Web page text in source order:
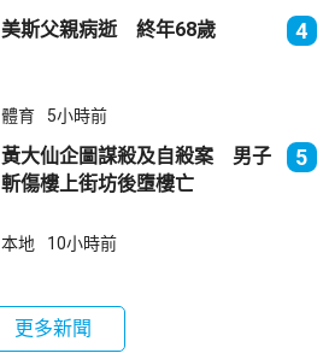
美斯父親病逝 終年68歲 4
體育 5小時前
黃大仙企圖謀殺及自殺案 男子
斬傷樓上街坊後墮樓亡
5
本地 10小時前
更多新聞